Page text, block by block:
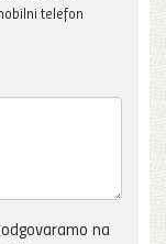
telefon
na